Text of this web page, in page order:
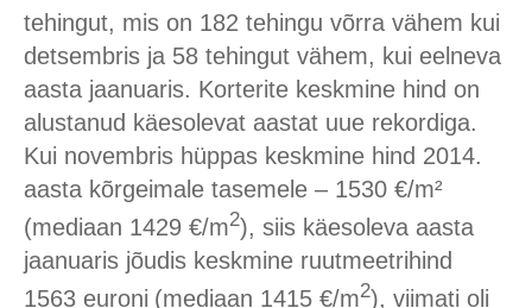
tehingut, mis on 182 tehingu võrra vähem kui
detsembris ja 58 tehingut vähem, kui eelneva
aasta jaanuaris. Korterite keskmine hind on
alustanud käesolevat aastat uue rekordiga.
Kui novembris hüppas keskmine hind 2014.
aasta kõrgeimale tasemele – 1530 €/m²
(mediaan 1429 €/m2), siis käesoleva aasta
jaanuaris jõudis keskmine ruutmeetrihind
1563 euroni (mediaan 1415 €/m2), viimati oli